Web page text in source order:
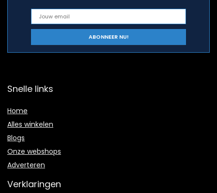
Snelle links
Home
Alles winkelen
Blogs
Onze webshops
Adverteren
Verklaringen